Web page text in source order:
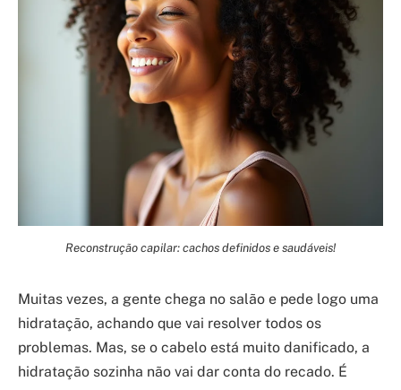
Reconstrução capilar: cachos definidos e saudáveis!
Muitas vezes, a gente chega no salão e pede logo uma
hidratação, achando que vai resolver todos os
problemas. Mas, se o cabelo está muito danificado, a
hidratação sozinha não vai dar conta do recado. É